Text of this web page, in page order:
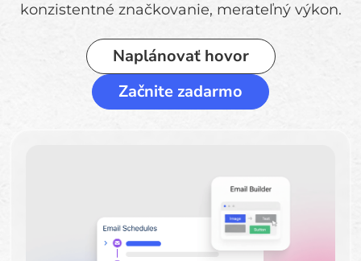
konzistentné značkovanie, merateľný výkon.
Naplánovať hovor
Začnite zadarmo